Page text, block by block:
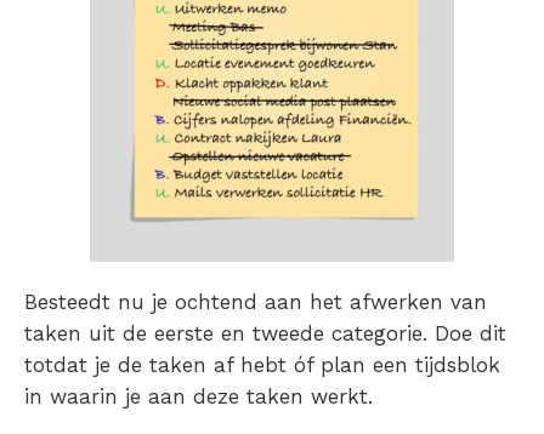
Besteedt nu je ochtend aan het afwerken van
taken uit de eerste en tweede categorie. Doe dit
totdat je de taken af hebt óf plan een tijdsblok
in waarin je aan deze taken werkt.